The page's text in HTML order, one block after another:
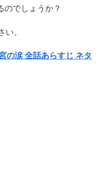
のでしょうか？
い。
の涙 全話あらすじ ネタ